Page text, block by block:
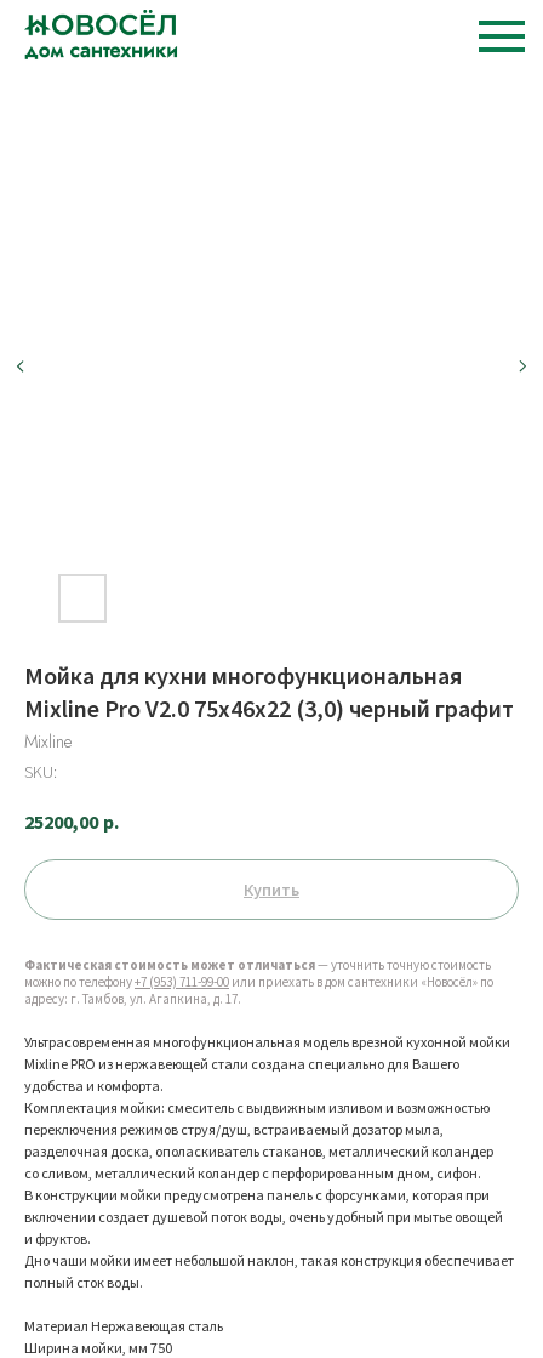
Мойка для кухни многофункциональная
Mixline Pro V2.0 75х46х22 (3,0) черный графит
Mixline
SKU:
25200,00 р.
Купить
Фактическая стоимость может отличаться— уточнить точную стоимость
можно по телефону+7 (953) 711-99-00 или приехать в дом сантехники «Новосёл» по
адресу: г. Тамбов, ул. Агапкина, д. 17.
Ультрасовременная многофункциональная модель врезной кухонной мойки
Mixline PRO из нержавеющей стали создана специально для Вашего
удобства и комфорта.
Комплектация мойки: смеситель с выдвижным изливом и возможностью
переключения режимов струя/душ, встраиваемый дозатор мыла,
разделочная доска, ополаскиватель стаканов, металлический коландер
со сливом, металлический коландер с перфорированным дном, сифон.
В конструкции мойки предусмотрена панель с форсунками, которая при
включении создает душевой поток воды, очень удобный при мытье овощей
и фруктов.
Дно чаши мойки имеет небольшой наклон, такая конструкция обеспечивает
полный сток воды.
Материал Нержавеющая сталь
Ширина мойки, мм 750